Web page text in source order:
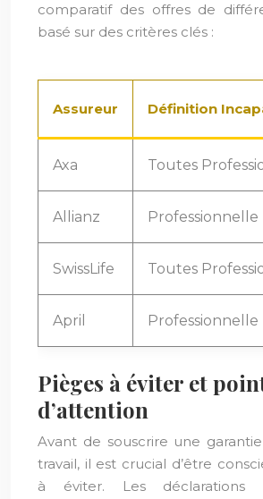
comparatif des offres de
basé sur des critères clés :
Assureur Définition
Axa Toutes
Allianz Professionnelle
SwissLife Toutes
April Professionnelle
Pièges à éviter et
d’attention
Avant de souscrire une
travail, il est crucial d’être
à éviter. Les déclarations